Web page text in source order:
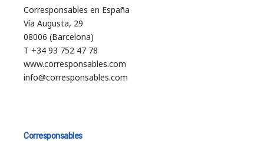
Corresponsables en España
Vía Augusta, 29
08006 (Barcelona)
T +34 93 752 47 78
www.corresponsables.com
info@corresponsables.com
Corresponsables